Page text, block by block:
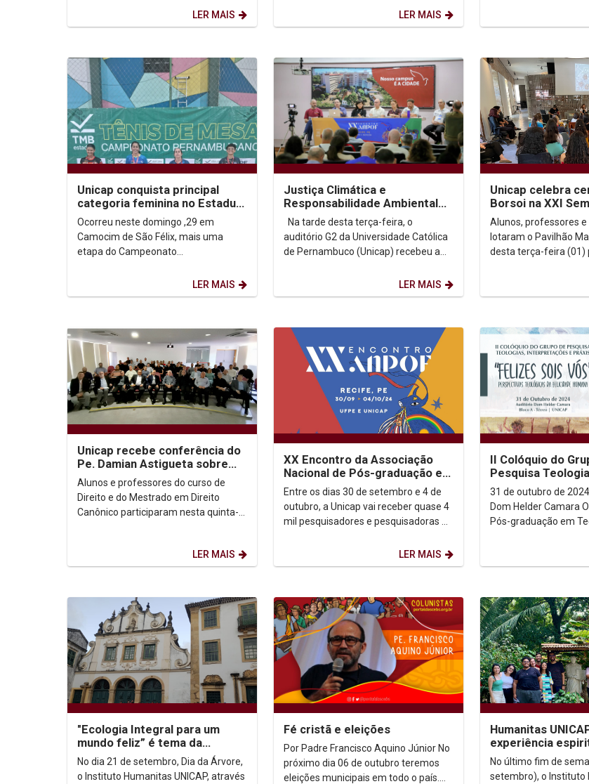
LER MAIS LER MAIS
Saúde, como
Unicap conquista principal
categoria feminina no Estadual
de Tenis de Mesa
Ocorreu neste domingo ,29 em
Camocim de São Félix, mais uma
etapa do Campeonato
evento contou com a participação do
Sport...
LER MAIS
Justiça Climática e
Responsabilidade Ambiental
são destaques em mesa
redonda no XX Congresso...
auditório G2 da Universidade Católica
de Pernambuco (Unicap) recebeu a
LER MAIS
Unicap celebra
Borsoi na XXI
Arquitetura e
Unicap
Alunos, professores e
lotaram o Pavilhão
desta terça-feira (01)
Unicap recebe conferência do
Pe. Damian Astigueta sobre
abusos sexuais e legislação
canônica
Alunos e professores do curso de
Direito e do Mestrado em Direito
Canônico participaram nesta quinta-
LER MAIS
XX Encontro da Associação
Nacional de Pós-graduação em
Filosofia
Entre os dias 30 de setembro e 4 de
outubro, a Unicap vai receber quase 4
mil pesquisadores e pesquisadoras de
LER MAIS
II Colóquio do
Pesquisa
Interpretações e
31 de outubro de
Dom Helder Camara O Programa de
Pós-graduação em
UNICAP promoveM o
"Ecologia Integral para um
mundo feliz” é tema da
caminhada do Grupo Amigos
do Caminho
No dia 21 de setembro, Dia da Árvore,
o Instituto Humanitas UNICAP, através
Fé cristã e eleições
Por Padre Francisco Aquino Júnior No
próximo dia 06 de outubro teremos
eleições municipais em todo o país.
Humanitas
experiência
humana com jovens
No último fim de
setembro), o Instituto